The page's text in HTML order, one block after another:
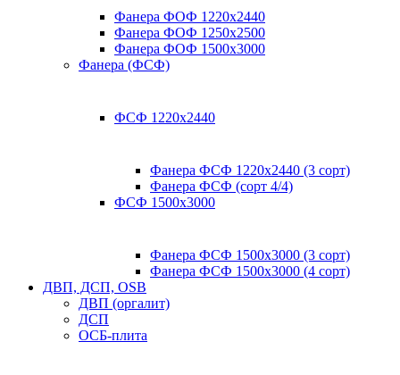
Фанера ФОФ 1220x2440
Фанера ФОФ 1250x2500
Фанера ФОФ 1500x3000
Фанера (ФСФ)
ФСФ 1220х2440
Фанера ФСФ 1220х2440 (3 сорт)
Фанера ФСФ (сорт 4/4)
ФСФ 1500х3000
Фанера ФСФ 1500х3000 (3 сорт)
Фанера ФСФ 1500х3000 (4 сорт)
ДВП, ДСП, OSB
ДВП (оргалит)
ДСП
ОСБ-плита